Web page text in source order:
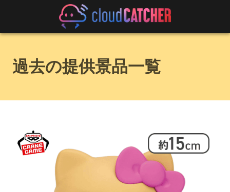
過去の提供景品一覧